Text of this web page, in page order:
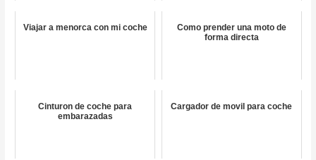
Viajar a menorca con mi coche
Como prender una moto de
forma directa
Cinturon de coche para
embarazadas
Cargador de movil para coche